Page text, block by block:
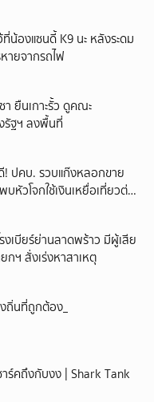
น้องแซนดี้ K9 นะ หลังระดม
ายจากรถไฟ
ยืนเกาะรั้ว ดูคณะ
รัฐฯ ลงพื้นที่
! ปคบ. รวบแก๊งหลอกขาย
หัวโจกใช้เงินเหยื่อเที่ยวต่าง
งเบียร์ย่านลาดพร้าว มีผู้เสีย
กฯ สั่งเร่งหาสาเหตุ
ถิ่นที่ถูกต้อง_
ร์คถึงกับงง | Shark Tank